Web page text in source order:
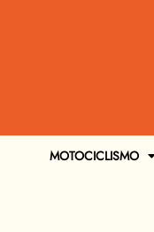
MOTOCICLISMO